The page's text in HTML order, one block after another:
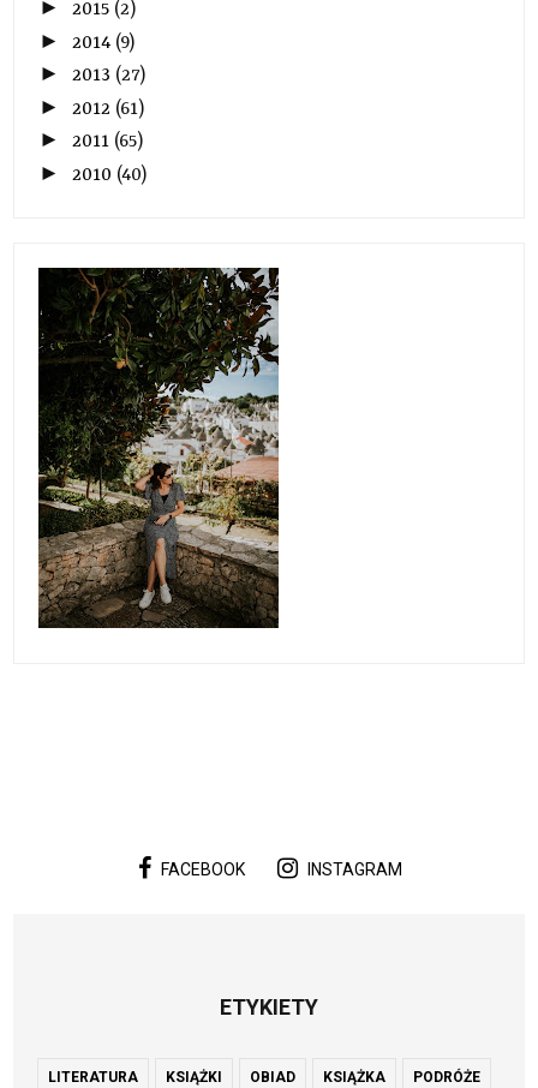
►2015 (2)
► 2014 (9)
►2013 (27)
► 2012 (61)
►2011 (65)
► 2010 (40)
FACEBOOK INSTAGRAM
ETYKIETY
LITERATURA KSIĄŻKI OBIAD KSIĄŻKA PODRÓŻE